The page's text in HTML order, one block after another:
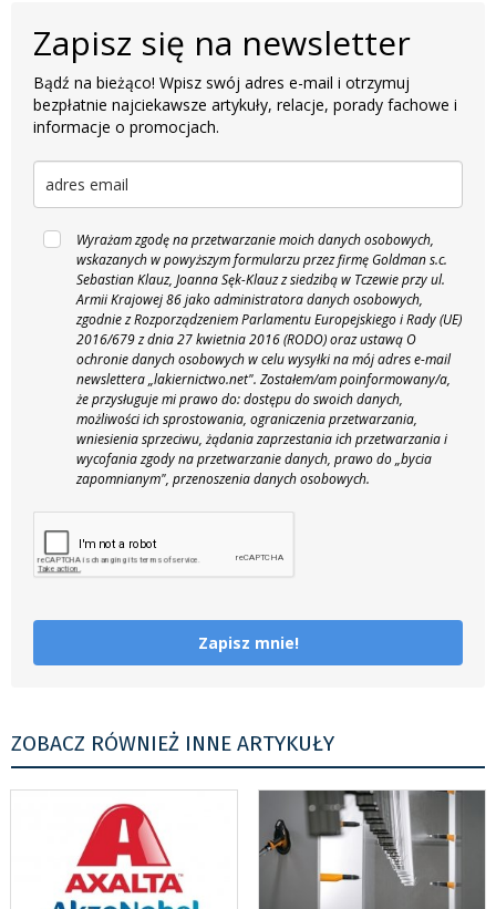
Zapisz się na newsletter
Bądź na bieżąco! Wpisz swój adres e-mail i otrzymuj
bezpłatnie najciekawsze artykuły, relacje, porady fachowe i
informacje o promocjach.
Wyrażam zgodę na przetwarzanie moich danych osobowych,
wskazanych w powyższym formularzu przez firmę Goldman s.c.
Sebastian Klauz, Joanna Sęk-Klauz z siedzibą w Tczewie przy ul.
Armii Krajowej 86 jako administratora danych osobowych,
zgodnie z Rozporządzeniem Parlamentu Europejskiego i Rady (UE)
2016/679 z dnia 27 kwietnia 2016 (RODO) oraz ustawą O
ochronie danych osobowych w celu wysyłki na mój adres e-mail
newslettera „lakiernictwo.net". Zostałem/am poinformowany/a,
że przysługuje mi prawo do: dostępu do swoich danych,
możliwości ich sprostowania, ograniczenia przetwarzania,
wniesienia sprzeciwu, żądania zaprzestania ich przetwarzania i
wycofania zgody na przetwarzanie danych, prawo do „bycia
zapomnianym", przenoszenia danych osobowych.
Zapisz mnie!
ZOBACZ RÓWNIEŻ INNE ARTYKUŁY